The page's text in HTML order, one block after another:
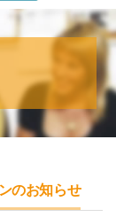
のお知らせ